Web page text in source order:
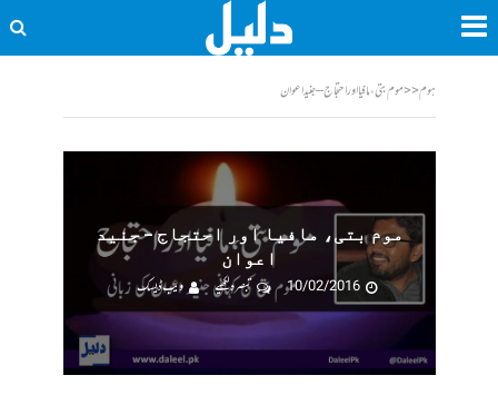
ہوم<<موم بتی، مافیا اور احتجاج – جنید اعوان
موم بتی، مافیا اور احتجاج – جنید
اعوان
10/02/2016
تبصرہ لکھیے ویب ڈیسک